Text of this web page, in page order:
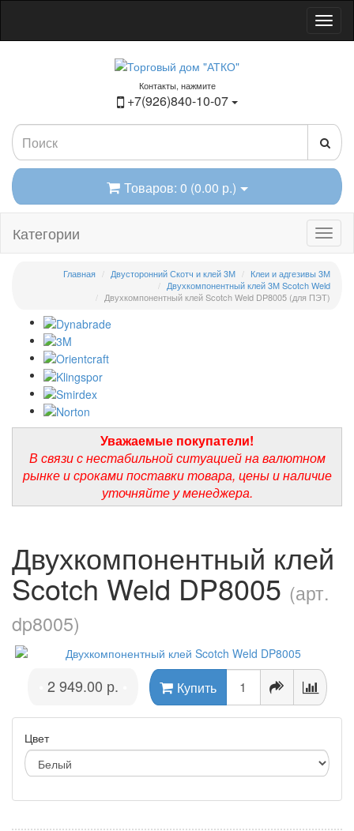
Контакты, нажмите
+7(926)840-10-07
Товаров: 0 (0.00 р.)
Категории
Главная Двусторонний Скотч и клей 3М
Клеи и адгезивы 3М
Двухкомпонентный клей 3М Scotch Weld
Двухкомпонентный клей Scotch Weld DP8005 (для ПЭТ)
Уважаемые покупатели!
В связи с нестабильной ситуацией на валютном
рынке и сроками поставки товара, цены и наличие
уточняйте у менеджера.
Двухкомпонентный клей
Scotch Weld DP8005 (арт.
dp8005)
2 949.00 р. Купить
Цвет